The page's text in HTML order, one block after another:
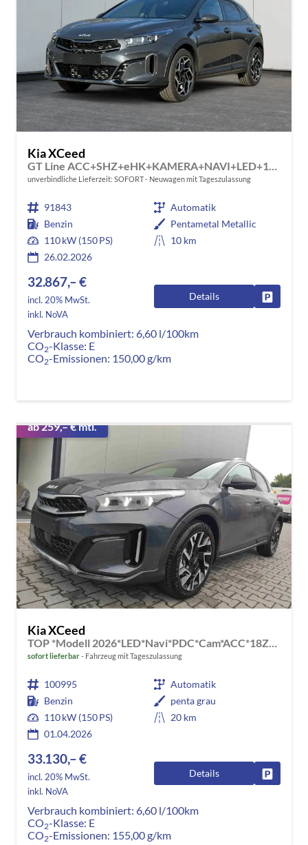
Kia XCeed
GT Line ACC+SHZ+eHK+KAMERA+NAVI+LED+18" ALU
unverbindliche Lieferzeit: SOFORT Neuwagen mit Tageszulassung
91843
Automatik
Benzin
Pentametal Metallic
110 kW (150 PS)
10 km
26.02.2026
32.867,– €
incl. 20% MwSt.
inkl. NoVA
Details
Verbrauch kombiniert: 6,60 l/100km
CO2-Klasse: E
CO2-Emissionen: 150,00 g/km
ab 259,– € mtl.
Kia XCeed
TOP *Modell 2026*LED*Navi*PDC*Cam*ACC*18Zoll*
sofort lieferbar Fahrzeug mit Tageszulassung
100995
Automatik
Benzin
penta grau
110 kW (150 PS)
20 km
01.04.2026
33.130,– €
incl. 20% MwSt.
inkl. NoVA
Details
Verbrauch kombiniert: 6,60 l/100km
CO2-Klasse: E
CO2-Emissionen: 155,00 g/km